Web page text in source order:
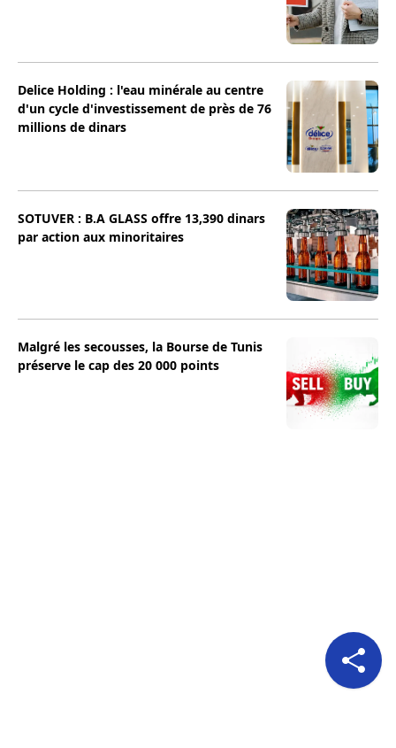
Delice Holding : l'eau minérale au centre
d'un cycle d'investissement de près de 76
millions de dinars
SOTUVER : B.A GLASS offre 13,390 dinars
par action aux minoritaires
Malgré les secousses, la Bourse de Tunis
préserve le cap des 20 000 points